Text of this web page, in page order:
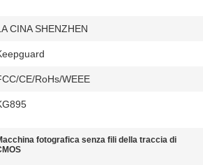
CINA SHENZHEN
CE/RoHs/WEEE
fotografica senza fili della traccia di